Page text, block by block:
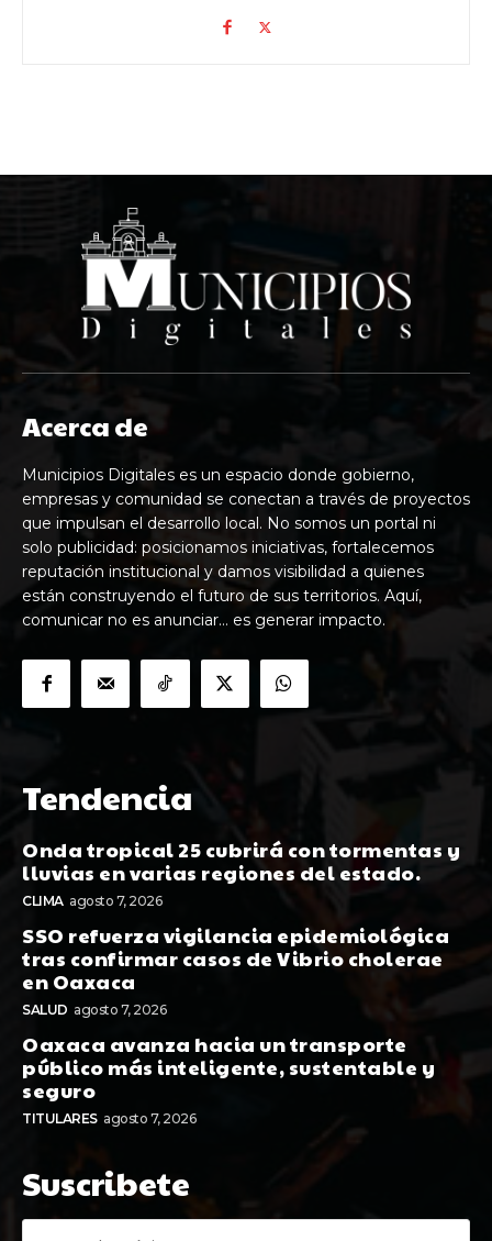
Acerca de
Municipios Digitales es un espacio donde gobierno,
empresas y comunidad se conectan a través de proyectos
que impulsan el desarrollo local. No somos un portal ni
solo publicidad: posicionamos iniciativas, fortalecemos
reputación institucional y damos visibilidad a quienes
están construyendo el futuro de sus territorios. Aquí,
comunicar no es anunciar… es generar impacto.
Tendencia
Onda tropical 25 cubrirá con tormentas y
lluvias en varias regiones del estado.
CLIMA agosto 7, 2026
SSO refuerza vigilancia epidemiológica
tras confirmar casos de Vibrio cholerae
en Oaxaca
SALUD agosto 7, 2026
Oaxaca avanza hacia un transporte
público más inteligente, sustentable y
seguro
TITULARES agosto 7, 2026
Suscribete